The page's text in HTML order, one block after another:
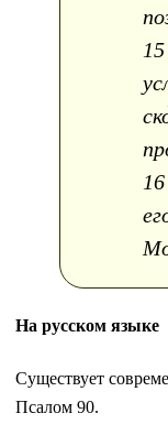
На русском языке
Существует
Псалом 90.